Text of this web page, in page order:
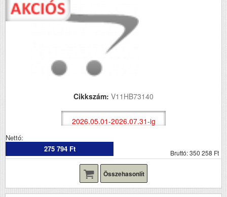
Cikkszám: V11HB73140
2026.05.01-2026.07.31-ig
Nettó:
275 794 Ft
Bruttó: 350 258 Ft
Összehasonlít